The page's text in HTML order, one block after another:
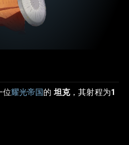
位耀光帝国的坦克，其射程为1